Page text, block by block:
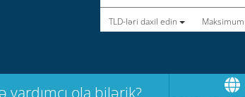
TLD-ləri daxil edin
yardımçı ola bilərik?